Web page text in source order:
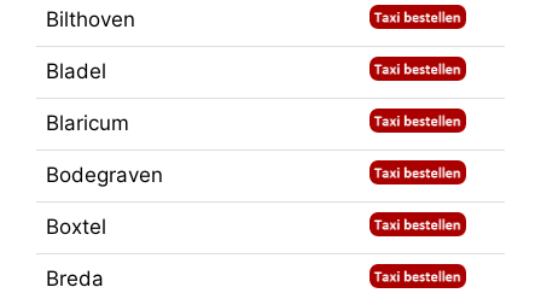
Bilthoven
Bladel
Blaricum
Bodegraven
Boxtel
Breda